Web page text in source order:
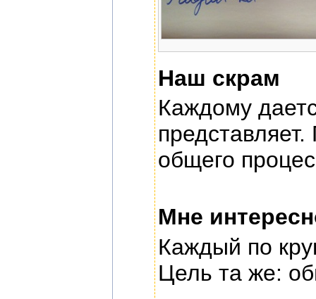
Наш скрам
Каждому
общего
Мне
Каждый по
Цель та же: